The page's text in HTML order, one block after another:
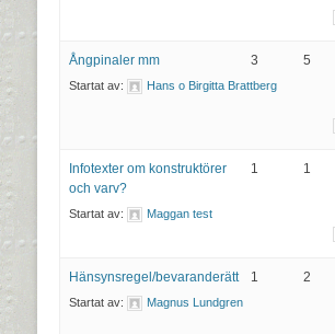
Ångpinaler mm
Startat av: Hans o Birgitta Brattberg
3 5
Infotexter om konstruktörer
och varv?
Startat av: Maggan test
1 1
Hänsynsregel/bevaranderätt
Startat av: Magnus Lundgren
1 2